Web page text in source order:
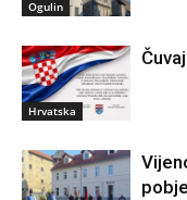
Ogulin
Hrvatska